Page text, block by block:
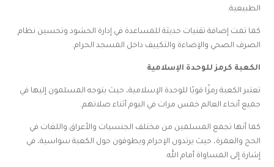
الطبيعية.
كما تمت إضافة تقنيات حديثة للمساعدة في إدارة الحشود وتحسين نظام
الصرف الصحي والإضاءة والتكييف داخل المسجد الحرام.
الكعبة كرمز للوحدة الإسلامية
تعتبر الكعبة رمزًا قويًا للوحدة الإسلامية، حيث يتوجه المسلمون إليها في
جميع أنحاء العالم خمس مرات في اليوم أثناء صلاتهم.
كما أنها تجمع المسلمين من مختلف الجنسيات والأعراق واللغات في
الحج والعمرة، حيث يرتدون الإحرام ويطوفون حول الكعبة سواسية، في
إشارة إلى المساواة أمام الله.